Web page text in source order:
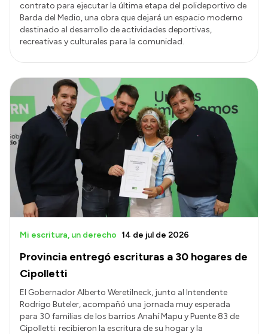
contrato para ejecutar la última etapa del polideportivo de
Barda del Medio, una obra que dejará un espacio moderno
destinado al desarrollo de actividades deportivas,
recreativas y culturales para la comunidad.
Provincia entregó escrituras a 30 hogares de
Cipolletti
Mi escritura, un derecho 14 de jul de 2026
El Gobernador Alberto Weretilneck, junto al Intendente
Rodrigo Buteler, acompañó una jornada muy esperada
para 30 familias de los barrios Anahí Mapu y Puente 83 de
Cipolletti: recibieron la escritura de su hogar y la